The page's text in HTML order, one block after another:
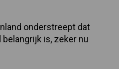
onderstreept dat
belangrijk is, zeker nu